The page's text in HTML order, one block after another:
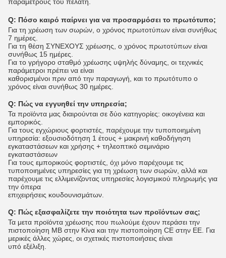
παραμέτρους του πελάτη.
Q: Πόσο καιρό παίρνει για να προσαρμόσει το πρωτότυπο;
Για τη χρέωση των σωρών, ο χρόνος πρωτοτύπων είναι συνήθως
7 ημέρες.
Για τη θέση ΣΥΝΕΧΟΥΣ χρέωσης, ο χρόνος πρωτοτύπων είναι
συνήθως 15 ημέρες.
Για το γρήγορο σταθμό χρέωσης υψηλής δύναμης, οι τεχνικές
παράμετροι πρέπει να είναι
καθορισμένοι πριν από την παραγωγή, και το πρωτότυπο ο
χρόνος είναι συνήθως 30 ημέρες.
Q: Πώς να εγγυηθεί την υπηρεσία;
Τα προϊόντα μας διαιρούνται σε δύο κατηγορίες: οικογένεια και
εμπορικός.
Για τους εγχώριους φορτιστές, παρέχουμε την τυποποιημένη
υπηρεσία: εξουσιοδότηση 1 έτους + μακρινή καθοδήγηση
εγκαταστάσεων και χρήσης + τηλεοπτικό σεμινάριο
εγκαταστάσεων
Για τους εμπορικούς φορτιστές, όχι μόνο παρέχουμε τις
τυποποιημένες υπηρεσίες για τη χρέωση των σωρών, αλλά και
παρέχουμε τις ελλιμενίζοντας υπηρεσίες λογισμικού πληρωμής για
την όπερα
επιχειρήσεις κουδουνισμάτων.
Q: Πώς εξασφαλίζετε την ποιότητα των προϊόντων σας;
Τα μετα προϊόντα χρέωσης που πωλούμε έχουν περάσει την
πιστοποίηση ΜΒ στην Κίνα και την πιστοποίηση CE στην ΕΕ. Για
μερικές άλλες χώρες, οι σχετικές πιστοποιήσεις είναι
υπό εξέλιξη.